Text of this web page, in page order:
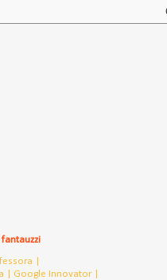
|
| Google Innovator |